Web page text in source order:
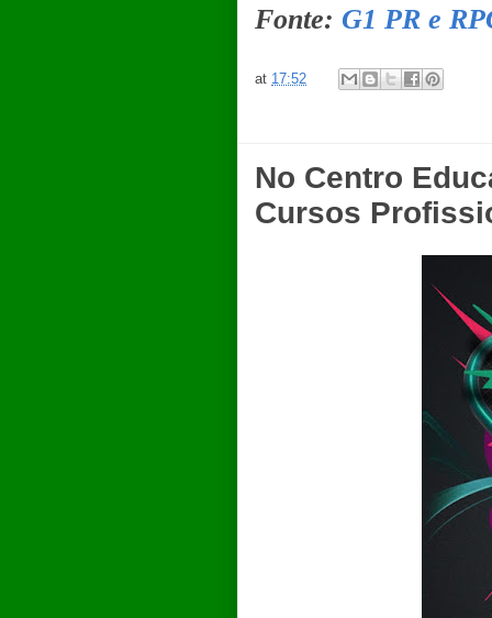
Fonte: G1 PR e
at 17:52
No Centro
Cursos